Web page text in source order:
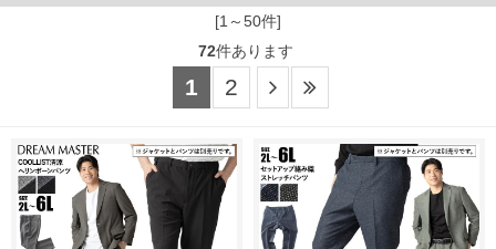
[1～50件]
72件あります
1 2